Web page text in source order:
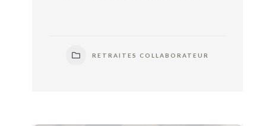
RETRAITES COLLABORATEUR